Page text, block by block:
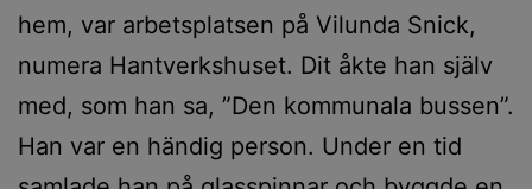
hem, var arbetsplatsen på Vilunda Snick,
numera Hantverkshuset. Dit åkte han själv
med, som han sa, ”Den kommunala bussen”.
Han var en händig person. Under en tid